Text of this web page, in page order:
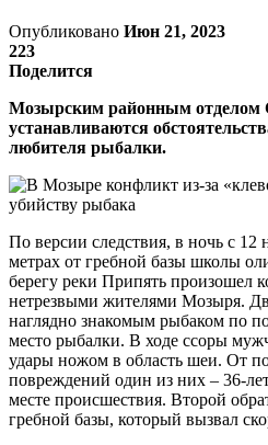
Опубликовано Июн 21, 2023
223
Поделится
Мозырским районным отделом
устанавливаются
любителя рыбалки.
По версии следствия, в ночь с 12
метрах от гребной базы школы
берегу реки Припять произошел
нетрезвыми жителями Мозыря.
наглядно знакомым рыбаком по
место рыбалки. В ходе ссоры
удары ножом в область шеи. От
повреждений один из них – 36-
месте происшествия. Второй
гребной базы, который вызвал